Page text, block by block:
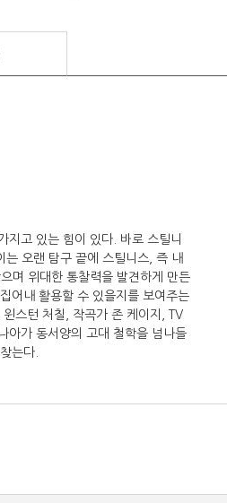
지고 있는 힘이 있다. 바로 스틸니
는 오랜 탐구 끝에 스틸니스, 즉 내
며 위대한 통찰력을 발견하게 만든
어내 활용할 수 있을지를 보여주는
스턴 처칠, 작곡가 존 케이지, TV
아가 동서양의 고대 철학을 넘나들
는다.